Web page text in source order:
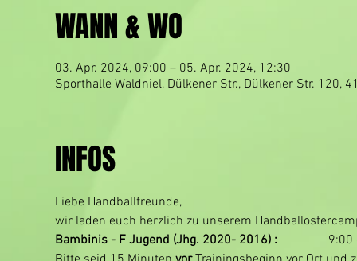
WANN & WO
03. Apr. 2024, 09:00 – 05. Apr. 2024, 12:30
Sporthalle Waldniel, Dülkener Str., Dülkener Str. 120,
INFOS
Liebe Handballfreunde,
wir laden euch herzlich zu unserem
Bambinis - F Jugend (Jhg. 2020- 2016) : 9:00